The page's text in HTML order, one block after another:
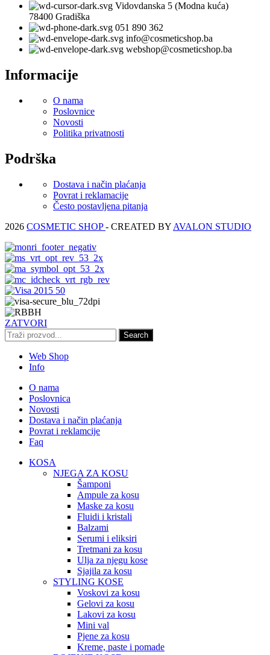
Vidovdanska 5 (Modna kuća)
78400 Gradiška
051 890 362
info@cosmeticshop.ba
webshop@cosmeticshop.ba
Informacije
O nama
Poslovnice
Novosti
Politika privatnosti
Podrška
Dostava i način plaćanja
Povrat i reklamacije
Često postavljena pitanja
2026 COSMETIC SHOP- CREATED BY AVALON STUDIO
ZATVORI
Search
Web Shop
Info
O nama
Poslovnica
Novosti
Dostava i način plaćanja
Povrat i reklamcije
Faq
KOSA
NJEGA ZA KOSU
Šamponi
Ampule za kosu
Maske za kosu
Fluidi i kristali
Balzami
Serumi i eliksiri
Tretmani za kosu
Ulja za njegu kose
Sjajila za kosu
STYLING KOSE
Voskovi za kosu
Gelovi za kosu
Lakovi za kosu
Mini val
Pjene za kosu
Kreme, paste i pomade